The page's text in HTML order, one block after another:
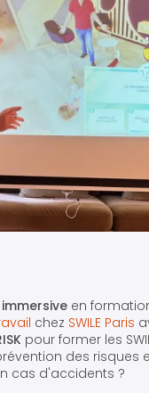
en
chez SWILE Paris
pour former les
des risques
cas d'accidents ?